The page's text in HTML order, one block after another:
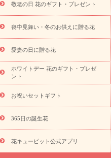
お祝い返し お見舞い
お取り
観葉植物
ミディ胡蝶蘭
ら探す
アレンジメント
え・お悔やみ 胡蝶蘭
胡蝶
ミディ胡蝶蘭・お供え
産直多肉植物
プリザーブ
やみ 花とセットギフト
-ハナモア-）
花とみどりの
カラー ピンク
ラ ユリ トルコキキョウ
予
3000円～ お祝い・
円～ お祝い・10000円～
やみ・3000円～
お供え・お
み・7000円～
お供え・お悔
敬老の日 花のギフト・プレゼント
喪中見舞い・冬のお供えに贈る花
愛妻の日に贈る花
ホワイトデー 花のギフト・プレゼ
ント
お祝いセットギフト
365日の誕生花
花キューピット公式アプリ